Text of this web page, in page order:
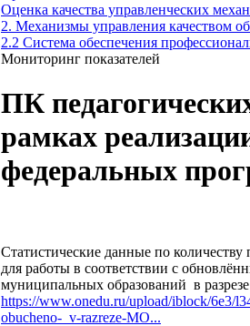
Оценка качества управленческих
2. Механизмы управления качеством
2.2 Система обеспечения
Мониторинг показателей
ПК
рамках
федеральных
Статистические данные по
для работы в соответствии с
муниципальных образований в
https://www.onedu.ru/upload/iblock/6e3/
obucheno-_v-razreze-MO...